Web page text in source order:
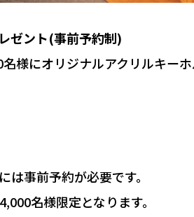
ゼント(事前予約制)
様にオリジナルアクリルキー
事前予約が必要です。
名様限定となります。